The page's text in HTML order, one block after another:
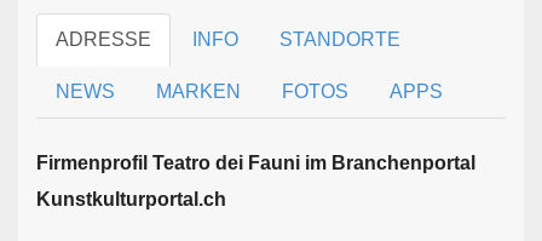
ADRESSE INFO STANDORTE
NEWS MARKEN FOTOS APPS
Firmen­profil Teatro dei Fauni im Branchen­portal
Kunstkulturportal.ch